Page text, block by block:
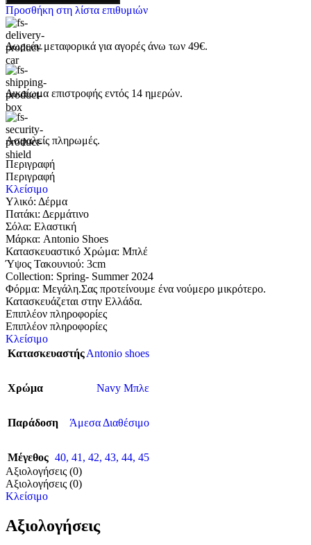
Προσθήκη στη λίστα επιθυμιών
Δωρεάν μεταφορικά για αγορές άνω των 49€.
Δικαίωμα επιστροφής εντός 14 ημερών.
Ασφαλείς πληρωμές.
Περιγραφή
Περιγραφή
Κλείσιμο
Υλικό: Δέρμα
Πατάκι: Δερμάτινο
Σόλα: Ελαστική
Μάρκα: Antonio Shoes
Κατασκευαστικό Χρώμα: Μπλέ
Ύψος Τακουνιού: 3cm
Collection: Spring- Summer 2024
Φόρμα: Μεγάλη.Σας προτείνουμε ένα νούμερο μικρότερο.
Κατασκευάζεται στην Ελλάδα.
Επιπλέον πληροφορίες
Επιπλέον πληροφορίες
Κλείσιμο
ΚατασκευαστήςAntonio shoes
Χρώμα Navy Μπλε
Παράδοση Άμεσα Διαθέσιμο
Μέγεθος 40, 41 , 42, 43, 44, 45
Αξιολογήσεις (0)
Αξιολογήσεις (0)
Κλείσιμο
Αξιολογήσεις